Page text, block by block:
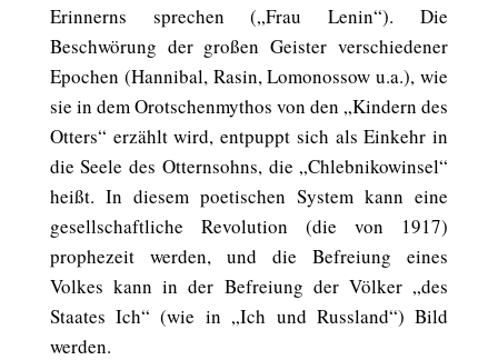
Erinnerns sprechen („Frau Lenin“). Die
Beschwörung der großen Geister verschiedener
Epochen (Hannibal, Rasin, Lomonossow u.a.), wie
sie in dem Orotschenmythos von den „Kindern des
Otters“ erzählt wird, entpuppt sich als Einkehr in
die Seele des Otternsohns, die „Chlebnikowinsel“
heißt. In diesem poetischen System kann eine
gesellschaftliche Revolution (die von 1917)
prophezeit werden, und die Befreiung eines
Volkes kann in der Befreiung der Völker „des
Staates Ich“ (wie in „Ich und Russland“) Bild
werden.